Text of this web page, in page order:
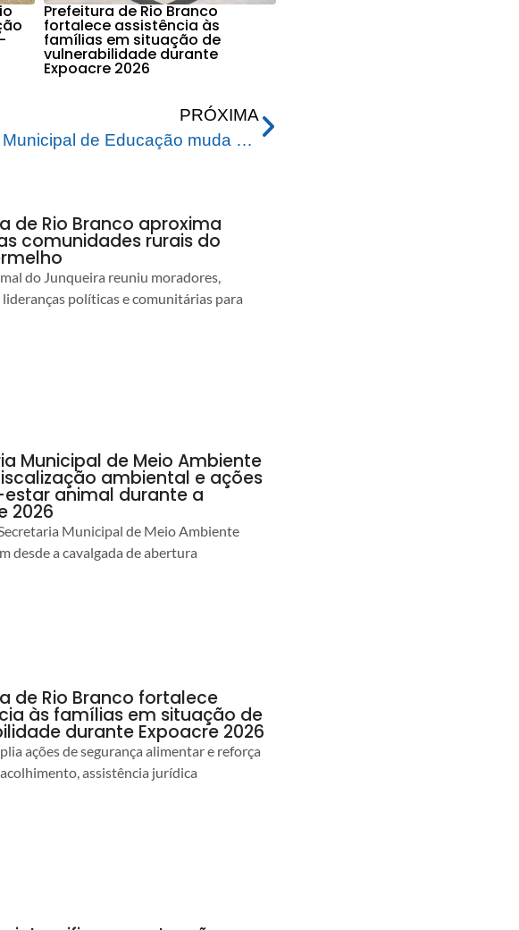
Prefeitura de Rio Branco
fortalece assistência às
famílias em situação de
vulnerabilidade durante
Expoacre 2026
PRÓXIMA
Secretaria Municipal de Educação muda de endereço e entrega van do programa Busca Ativa Escolar
de Rio Branco aproxima
comunidades rurais do
do Junqueira reuniu moradores,
políticas e comunitárias para
Municipal de Meio Ambiente
ambiental e ações
animal durante a
2026
Municipal de Meio Ambiente
desde a cavalgada de abertura
de Rio Branco fortalece
às famílias em situação de
durante Expoacre 2026
ações de segurança alimentar e reforça
assistência jurídica